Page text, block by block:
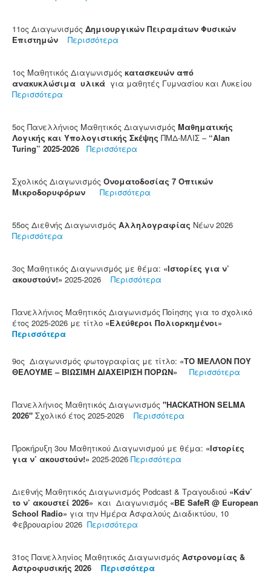
11ος Διαγωνισμός Δημιουργικών Πειραμάτων Φυσικών
Επιστημών
Περισσότερα
1ος Μαθητικός Διαγωνισμός κατασκευών από
ανακυκλώσιμα υλικά για μαθητές Γυμνασίου και Λυκείου
Περισσότερα
5ος Πανελλήνιος Μαθητικός Διαγωνισμός Μαθηματικής
Λογικής και Υπολογιστικής Σκέψης ΠΜΔ-ΜΛΙΣ –“Alan
Turing” 2025-2026 Περισσότερα
Σχολικός Διαγωνισμός Ονοματοδοσίας 7 Οπτικών
Μικροδορυφόρων
Περισσότερα
55ος Διεθνής Διαγωνισμός Αλληλογραφίας Νέων 2026
Περισσότερα
3ος Μαθητικός Διαγωνισμός με θέμα: «Ιστορίες για ν’
ακουστούν!» 2025-2026 Περισσότερα
Πανελλήνιος Μαθητικός Διαγωνισμός Ποίησης για το σχολικό
έτος 2025-2026 με τίτλο «Ελεύθεροι Πολιορκημένοι»
Περισσότερα
9ος Διαγωνισμός φωτογραφίας με τίτλο: «ΤΟ ΜΕΛΛΟΝ ΠΟΥ
ΘΕΛΟΥΜΕ – ΒΙΩΣΙΜΗ ΔΙΑΧΕΙΡΙΣΗ ΠΟΡΩΝ»
Περισσότερα
Πανελλήνιος Μαθητικός Διαγωνισμός "HACKATHON SELMA
2026" Σχολικό έτος 2025-2026 Περισσότερα
Προκήρυξη 3ου Μαθητικού Διαγωνισμού με θέμα: «Ιστορίες
για ν’ ακουστούν!» 2025-2026 Περισσότερα
Διεθνής Μαθητικός Διαγωνισμός Podcast & Τραγουδιού «Κάν’
το ν’ ακουστεί 2026» και Διαγωνισμός «BE SafeR @ European
School Radio» για την Ημέρα Ασφαλούς Διαδικτύου, 10
Φεβρουαρίου 2026 Περισσότερα
31ος Πανελληνίος Μαθητικός Διαγωνισμός Αστρονομίας &
Αστροφυσικής 2026 Περισσότερα